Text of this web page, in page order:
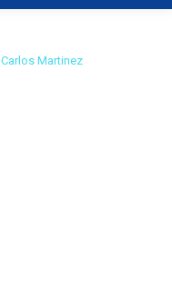
Carlos Martinez